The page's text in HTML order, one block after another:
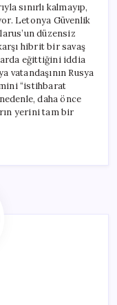
sınırlı kalmayıp,
Letonya Güvenlik
düzensiz
hibrit bir savaş
eğittiğini iddia
vatandaşının Rusya
“istihbarat
daha önce
yerini tam bir